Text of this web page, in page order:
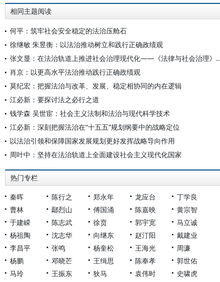
相同主题阅读
何平：筑牢社会安全稳定的法治压舱石
徐继敏 朱昱衡：以法治推动树立和践行正确政绩观
张文显：在法治轨道上推进社会
肖京：以更高水平法治推动践行正确政绩观
莫纪宏：把握法治与改革、发展、稳定相协同的内在逻辑
江必新：要探讨法之必行之道
钱学森 吴世宦：社会主义法制和法治与现代科学技术
江必新：深刻把握法治在“十五五”规划纲要中的战略定位
以法治引领和保障国家发展规划更好发挥战略导向作用
周叶中：坚持在法治轨道上全面建设社会主义现代化国家
热门专栏
秦晖 陈行之 郑永年 龙应台
丁学良
曹林
鄢烈山 傅国涌 陈嘉映
黄宗智
于建嵘
陈志武 徐贲 郭宇宽
马立诚
杨祖陶
沈志华 向继东 赵汀阳
戴建业
李昌平
张鸣 杨奎松 王海光
周濂
杨鹏
邓晓芒 王缉思 陈奉孝
郭世佑
马玲
王振东 狄马 袁伟时
史啸虎